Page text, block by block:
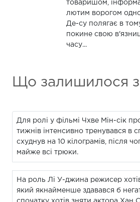
товаришом,
лютим ворогом
Де-су полягає в
покине свою
часу...
Що залишилося
Для ролі у фільмі Чхве Мін-сік
тижнів інтенсивно тренувався в
схуднув на 10 кілограмів, після
майже всі трюки.
На роль Лі У-джина режисер
який якнайменше здавався б